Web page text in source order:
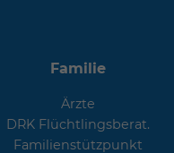
Familie
Ärzte
DRK Flüchtlingsberat.
Familienstützpunkt